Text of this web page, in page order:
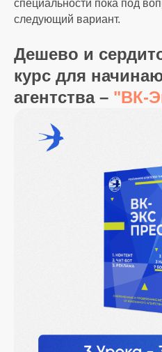
специальности пока под
следующий вариант.
Дешево и
курс для
агентства – "ВК-